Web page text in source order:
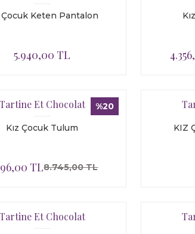
Çocuk Keten Pantalon
5.940,00 TL
%20
Et Chocolat
Kız Çocuk Tulum
TL8.745,00 TL
KIZ
Et Chocolat